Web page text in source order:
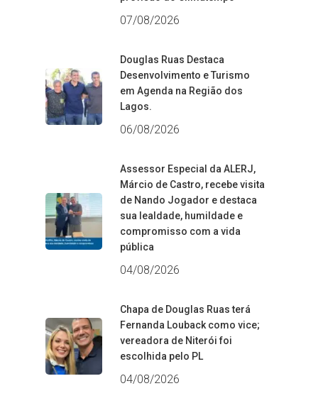
07/08/2026
Douglas Ruas Destaca
Desenvolvimento e Turismo
em Agenda na Região dos
Lagos.
06/08/2026
Assessor Especial da ALERJ,
Márcio de Castro, recebe visita
de Nando Jogador e destaca
sua lealdade, humildade e
compromisso com a vida
pública
04/08/2026
Chapa de Douglas Ruas terá
Fernanda Louback como vice;
vereadora de Niterói foi
escolhida pelo PL
04/08/2026